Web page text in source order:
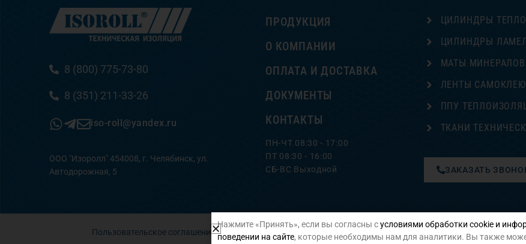
8 (800) 775-73-80
8 (351) 211-33-26
iso-roll@yandex.ru
ООО "Изоролл" 454008, г. Челябинск, ул.
Автодорожная, 5
ПРОДУКЦИЯ
О КОМПАНИИ
ОПЛАТА И ДОСТАВКА
ДОКУМЕНТЫ
КОНТАКТЫ
ПН-ЧТ 08:30 - 17:00
ПТ 08:30 - 16:00
СБ-ВС Выходной
ЦИЛИНДРЫ
ЦИЛИНДРЫ
МАТЫ
ЛЕНТЫ
ППУ
ТКАНИ
ЗАКАЗАТЬ
Пользовательское соглашение Политика конфиденциальности
Нажмите «Принять», если вы согласны сусловиями обработки cookie и
поведении на сайте, которые необходимы нам для аналитики. Вы также